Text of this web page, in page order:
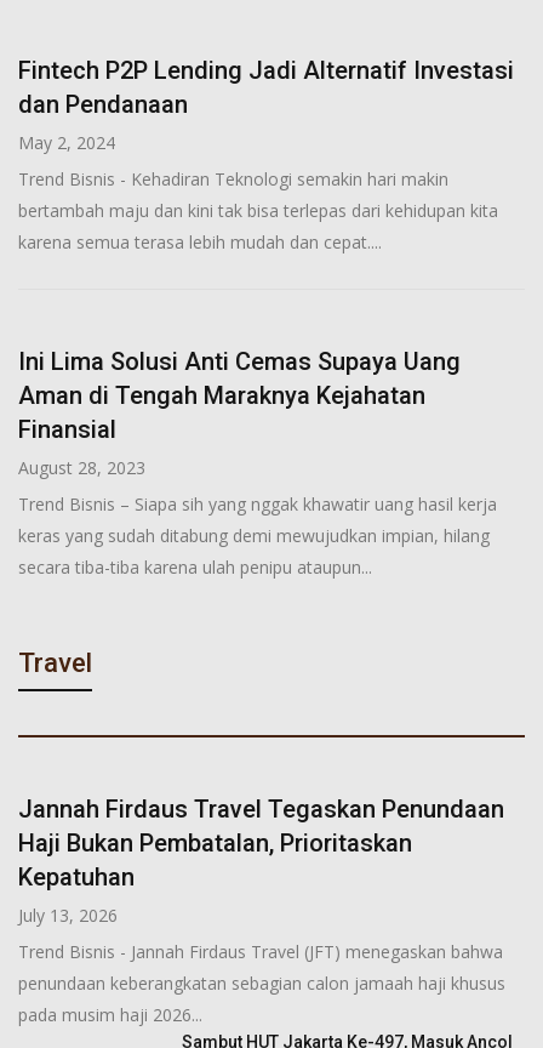
Fintech P2P Lending Jadi Alternatif Investasi
dan Pendanaan
May 2, 2024
Trend Bisnis - Kehadiran Teknologi semakin hari makin
bertambah maju dan kini tak bisa terlepas dari kehidupan kita
karena semua terasa lebih mudah dan cepat....
Ini Lima Solusi Anti Cemas Supaya Uang
Aman di Tengah Maraknya Kejahatan
Finansial
August 28, 2023
Trend Bisnis – Siapa sih yang nggak khawatir uang hasil kerja
keras yang sudah ditabung demi mewujudkan impian, hilang
secara tiba-tiba karena ulah penipu ataupun...
Travel
Jannah Firdaus Travel Tegaskan Penundaan
Haji Bukan Pembatalan, Prioritaskan
Kepatuhan
July 13, 2026
Trend Bisnis - Jannah Firdaus Travel (JFT) menegaskan bahwa
penundaan keberangkatan sebagian calon jamaah haji khusus
pada musim haji 2026...
Sambut HUT Jakarta Ke-497, Masuk Ancol